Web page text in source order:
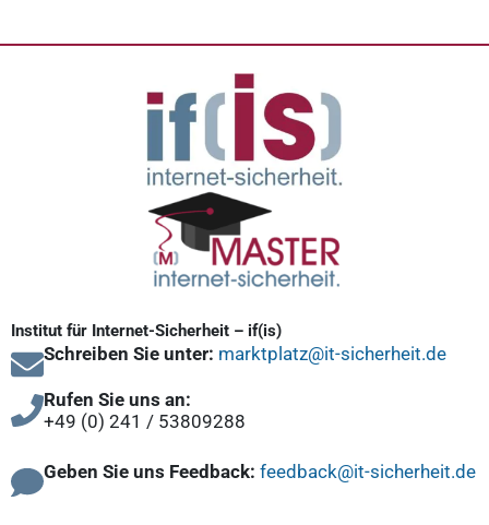
Institut für Internet-Sicherheit – if(is)
Schreiben Sie unter: marktplatz@it-sicherheit.de
Rufen Sie uns an:
+49 (0) 241 / 53809288
Geben Sie uns Feedback: feedback@it-sicherheit.de